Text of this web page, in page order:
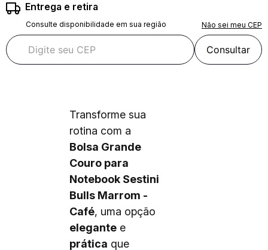
Entrega e retira
Consulte disponibilidade em sua região Não sei meu CEP
Consultar
Transforme sua
rotina com a
Bolsa Grande
Couro para
Notebook Sestini
Bulls Marrom -
Café, uma opção
elegante e
prática que